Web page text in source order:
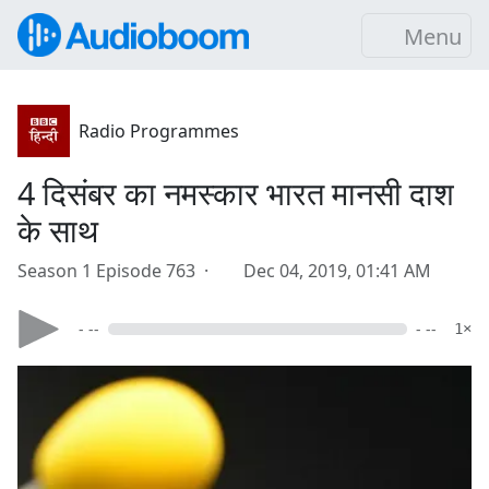
Menu
Radio Programmes
4 दिसंबर का नमस्कार भारत मानसी दाश
के साथ
Season 1 Episode 763 · Dec 04, 2019, 01:41 AM
- -- - -- 1×